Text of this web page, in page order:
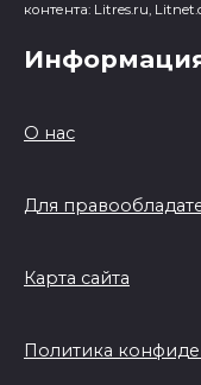
контента: Litres.ru,
О нас
Для
Карта сайта
Политика